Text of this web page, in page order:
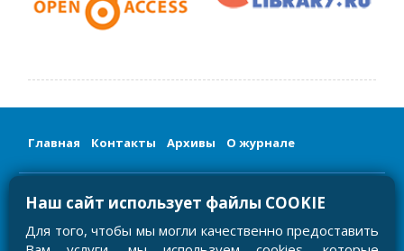
Наш сайт использует файлы COOKIE
Для того, чтобы мы могли качественно предоставить
Главная Контакты Архивы О журнале
Reclamation and Hydraulic Engineering»
Регистрационный номер и дата принятия решения о
регистрации: серия ЭЛ № ФС 77-81585 от 03.08.2021
ISSN 2712-9357
Учредитель и издатель: ФГБНУ «РосНИИПМ»